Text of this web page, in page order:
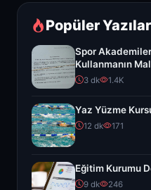
Popüler Yazılar
Spor
Kullanmanın
3 dk 1.4K
Yaz Yüzme
12 dk 171
Eğitim Kurumu
9 dk 246